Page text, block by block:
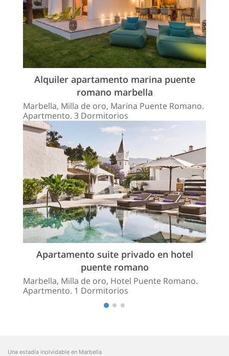
Alquiler apartamento marina puente
romano marbella
Marbella, Milla de oro, Marina Puente Romano.
Apartmento. 3 Dormitorios
Apartamento suite privado en hotel
puente romano
Marbella, Milla de oro, Hotel Puente Romano.
Apartmento. 1 Dormitorios
Una estadía inolvidable en Marbella